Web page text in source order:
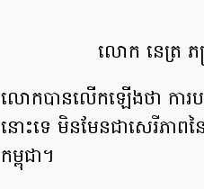
លោក នេត្រ ភក្
លោកបាន​លើកឡើងថា ការ​ប
នោះទេ​ មិន​មែន​ជាសេរីភាព​ន
កម្ពុជា​។